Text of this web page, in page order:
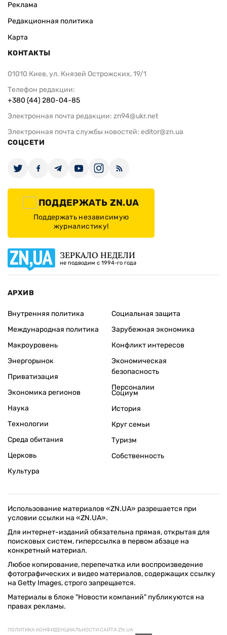
Реклама
Редакционная политика
Карта
КОНТАКТЫ
01010 Киев, ул. Князей Острожских, 19/1
Телефон редакции:
+380 (44) 280-04-85
Электронная почта редакции: zn94@ukr.net
Электронная почта службы новостей: editor@zn.ua
СОЦСЕТИ
ПОДДЕРЖАТЬ ZN.UA
Поддержать независимую
журналистику!
ЗЕРКАЛО НЕДЕЛИ
не подводим с 1994-го года
АРХИВ
Внутренняя политика
Международная политика
Макроуровень
Энергорынок
Приватизация
Экономика регионов
Социальная защита
Зарубежная экономика
Конфликт интересов
Экономическая
безопасность
Персоналии
Наука
Технологии
Среда обитания
Церковь
Культура
Социум
История
Круг семьи
Туризм
Собственность
Использование материалов «ZN.UA» разрешается при
условии ссылки на «ZN.UA».
Для интернет-изданий обязательна прямая, открытая для
поисковых систем, гиперссылка в первом абзаце на
конкретный материал.
Любое копирование, перепечатка или воспроизведение
фотографических и видео материалов, содержащих ссылку
на Getty Images, строго запрещается.
Материалы в блоке "Новости компаний" публикуются на
правах рекламы.
ПОЛИТИКА КОНФИДЕНЦИАЛЬНОСТИ САЙТА ZN.UA